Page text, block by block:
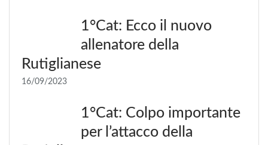
1°Cat: Ecco il nuovo
allenatore della
Rutiglianese
16/09/2023
1°Cat: Colpo importante
per l’attacco della